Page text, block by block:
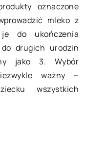
oznaczone
mleko z
do ukończenia
drugich urodzin
jako 3. Wybór
ważny –
wszystkich